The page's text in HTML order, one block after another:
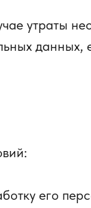
утраты
данных,
его